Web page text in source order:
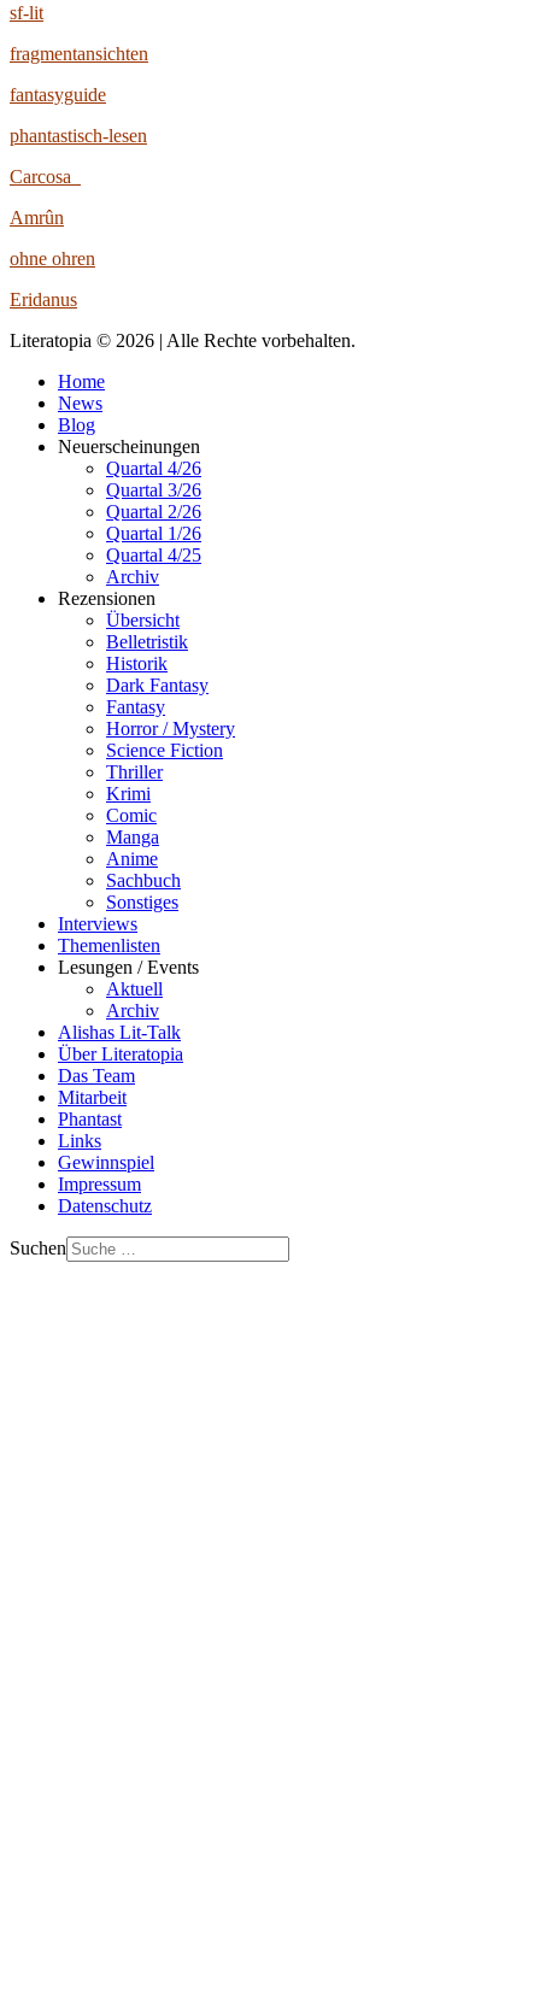
sf-lit
fragmentansichten
fantasyguide
phantastisch-lesen
Carcosa
Amrûn
ohne ohren
Eridanus
Literatopia © 2026 | Alle Rechte vorbehalten.
Home
News
Blog
Neuerscheinungen
Quartal 4/26
Quartal 3/26
Quartal 2/26
Quartal 1/26
Quartal 4/25
Archiv
Rezensionen
Übersicht
Belletristik
Historik
Dark Fantasy
Fantasy
Horror / Mystery
Science Fiction
Thriller
Krimi
Comic
Manga
Anime
Sachbuch
Sonstiges
Interviews
Themenlisten
Lesungen / Events
Aktuell
Archiv
Alishas Lit-Talk
Über Literatopia
Das Team
Mitarbeit
Phantast
Links
Gewinnspiel
Impressum
Datenschutz
Suchen